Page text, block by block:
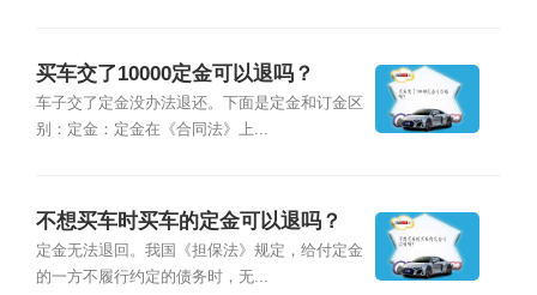
买车交了10000定金可以退吗？
车子交了定金没办法退还。下面是定金和订金区
别：定金：定金在《合同法》上...
不想买车时买车的定金可以退吗？
定金无法退回。我国《担保法》规定，给付定金
的一方不履行约定的债务时，无...